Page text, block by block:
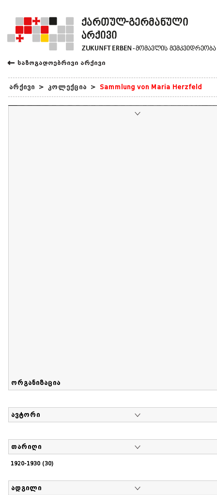
← საზოგადოებრივი არქივი
არქივი > კოლექცია > Sammlung von Maria Herzfeld
ორგანიზაცია
ავტორი
თარიღი
1920-1930 (30)
ადგილი